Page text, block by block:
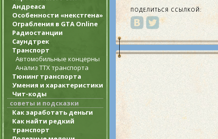
Андреаса
Особенности «некстгена»
Ограбления в GTA Online
Радиостанции
Саундтрек
Транспорт
Автомобильные концерны
Анализ ТТХ транспорта
Тюнинг транспорта
Умения и характеристики
Чит-коды
советы и подсказки
Как заработать деньги
Как найти редкий
транспорт
ПОДЕЛИТЬСЯ ССЫЛКОЙ: